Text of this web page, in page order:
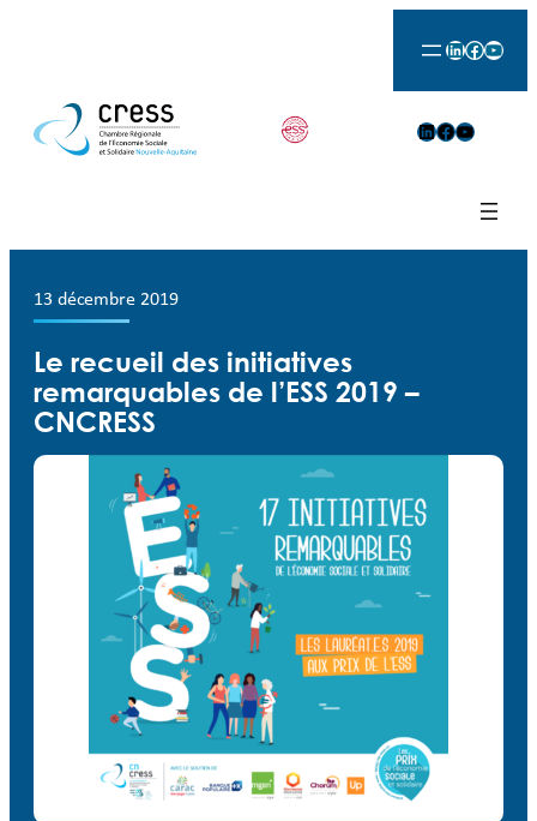
LinkedIn
Facebook
LinkedIn
Facebook
YouTube
13 décembre 2019
Le recueil des initiatives
remarquables de l’ESS 2019 –
CNCRESS